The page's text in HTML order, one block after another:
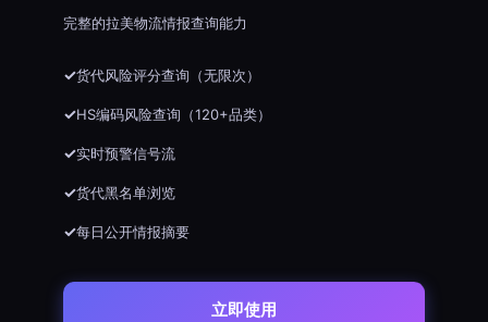
完整的拉美物流情报查询能力
货代风险评分查询（无限次）
HS编码风险查询（120+品类）
实时预警信号流
货代黑名单浏览
每日公开情报摘要
立即使用